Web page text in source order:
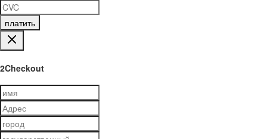
платить
2Checkout